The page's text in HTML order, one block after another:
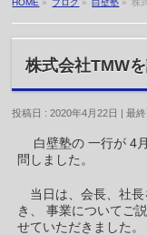
HOME » ブログ » 白壁塾 » 株
株式会社TMW
投稿日 : 2020年4月22日 最
白壁塾の 一行が 4
問しました。
当日は、会長、社長
き、 事業についてご
せていただきました。